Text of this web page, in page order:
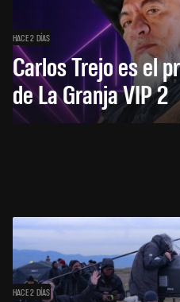
HACE 2 DÍAS
Carlos Trejo es el
de La Granja VIP 2
HACE 2 DÍAS